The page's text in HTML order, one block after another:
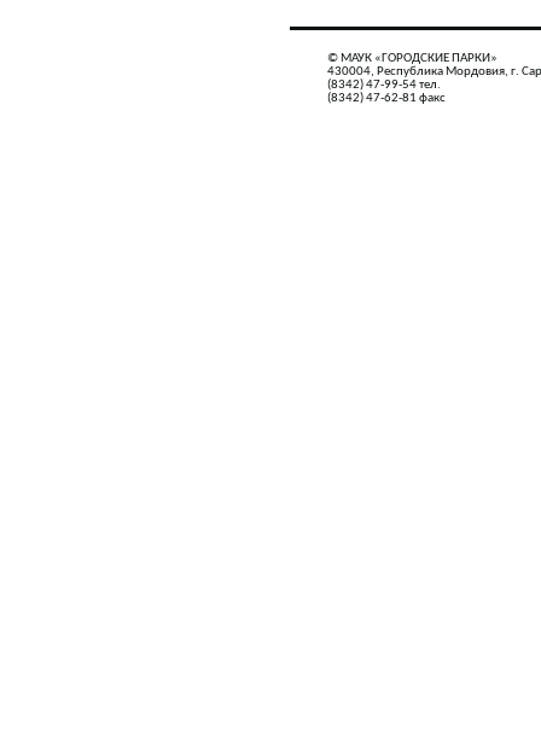
© МАУК «ГОРОДСКИЕ ПАРКИ»
430004, Республика Мордовия, г.
(8342) 47-99-54 тел.
(8342) 47-62-81 факс